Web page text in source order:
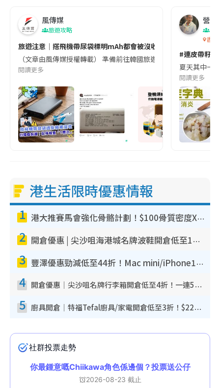
風傳媒
旅遊攻略
旅遊注意｜搭飛機帶尿袋標明mAh都會被沒收😱出發前切記檢查
（文章由風傳媒授權轉載） 準備前往韓國旅遊的民眾，近期要
閱讀更多
營養
香港
#連皮帶籽
夏天其中一
閱讀更多
港生活限時優惠情報
1 港大推賽馬會強化骨骼計劃！$100骨質密度X光檢查 完成免費運動訓練送超市禮券！附參加資格
2 開倉優惠 | 尖沙咀海港城名牌波鞋開倉低至1折！On鞋$899起／Joy&Peace鞋履$98起
3 豐澤優惠勁減低至44折！Mac mini/iPhone17Pro大減價！廚房家電$220起
4 開倉優惠｜尖沙咀名牌行李箱開倉低至4折！一連5日 American Tourister/ace./Hallmark $200起！
5 廚具開倉｜特福Tefal廚具/家電開倉低至3折！$220起買平底鍋/炒鑊/湯煲！電飯煲/吸塵機/燙斗$418起